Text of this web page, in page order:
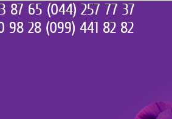
87 65 (044) 257 77 37
98 28 (099) 441 82 82